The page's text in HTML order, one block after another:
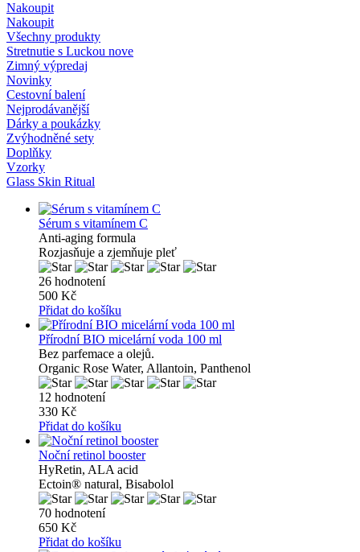
Nakoupit
Nakoupit
Všechny produkty
Stretnutie s Luckou nove
Zimný výpredaj
Novinky
Cestovní balení
Nejprodávanější
Dárky a poukázky
Zvýhodněné sety
Doplňky
Vzorky
Glass Skin Ritual
Sérum s vitamínem C
Anti-aging formula
Rozjasňuje a zjemňuje pleť
26 hodnotení
500 Kč
Přidat do košíku
Přírodní BIO micelární voda 100 ml
Bez parfemace a olejů.
Organic Rose Water, Allantoin, Panthenol
12 hodnotení
330 Kč
Přidat do košíku
Noční retinol booster
HyRetin, ALA acid
Ectoin® natural, Bisabolol
70 hodnotení
650 Kč
Přidat do košíku